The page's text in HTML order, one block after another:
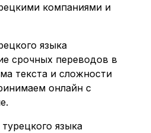
компаниями и
языка
срочных переводов в
текста и сложности
онлайн с
языка